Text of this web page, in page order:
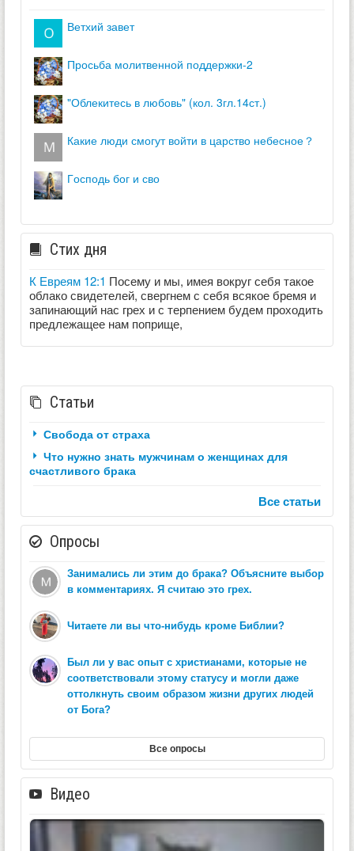
ветхий завет
просьба молитвенной поддержки-2
"облекитесь в любовь" (кол. 3гл.14ст.)
какие люди смогут войти в царство небесное？
господь бог и сво
Стих дня
К Евреям 12:1 Посему и мы, имея вокруг себя такое
облако свидетелей, свергнем с себя всякое бремя и
запинающий нас грех и с терпением будем проходить
предлежащее нам поприще,
Статьи
Свобода от страха
Что нужно знать мужчинам о женщинах для
счастливого брака
Все статьи
Опросы
Занимались ли этим до брака? Объясните выбор
в комментариях. Я считаю это грех.
Читаете ли вы что-нибудь кроме Библии?
Был ли у вас опыт с христианами, которые не
соответствовали этому статусу и могли даже
оттолкнуть своим образом жизни других людей
от Бога?
Все опросы
Видео